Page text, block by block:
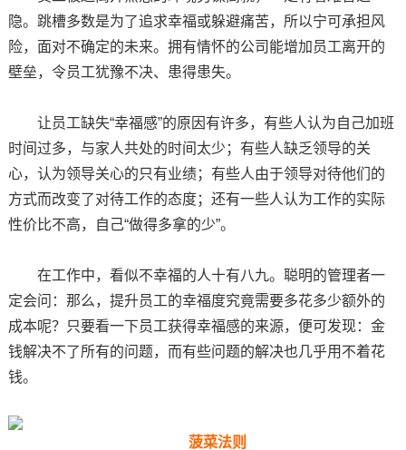
隐。跳槽多数是为了追求幸福或躲避痛苦，所以宁可承担风
险，面对不确定的未来。拥有情怀的公司能增加员工离开的
壁垒，令员工犹豫不决、患得患失。
让员工缺失“幸福感”的原因有许多，有些人认为自己加班
时间过多，与家人共处的时间太少；有些人缺乏领导的关
心，认为领导关心的只有业绩；有些人由于领导对待他们的
方式而改变了对待工作的态度；还有一些人认为工作的实际
性价比不高，自己“做得多拿的少”。
在工作中，看似不幸福的人十有八九。聪明的管理者一
定会问：那么，提升员工的幸福度究竟需要多花多少额外的
成本呢？只要看一下员工获得幸福感的来源，便可发现：金
钱解决不了所有的问题，而有些问题的解决也几乎用不着花
钱。
菠菜法则